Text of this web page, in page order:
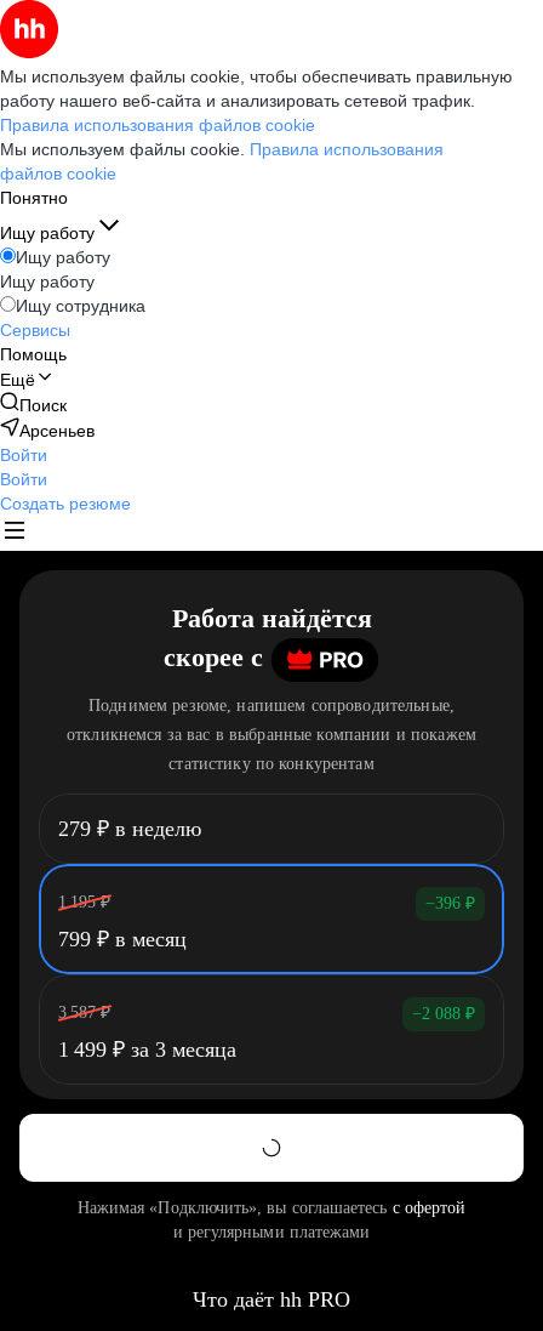
Мы используем файлы cookie, чтобы обеспечивать правильную
работу нашего веб-сайта и анализировать сетевой трафик.
Правила использования файлов cookie
Мы используем файлы cookie. Правила использования
файлов cookie
Понятно
Ищу работу
Ищу работу
Ищу работу
Ищу сотрудника
Сервисы
Помощь
Ещё
Поиск
Арсеньев
Войти
Войти
Создать резюме
Работа найдётся
скорее c
Поднимем резюме, напишем сопроводительные,
откликнемся за вас в выбранные компании и покажем
статистику по конкурентам
279 ₽ в неделю
1 195 ₽ −396 ₽
799 ₽ в месяц
3 587 ₽ −2 088 ₽
1 499 ₽ за 3 месяца
Нажимая «Подключить», вы соглашаетесь с офертой
и регулярными платежами
Что даёт hh PRO